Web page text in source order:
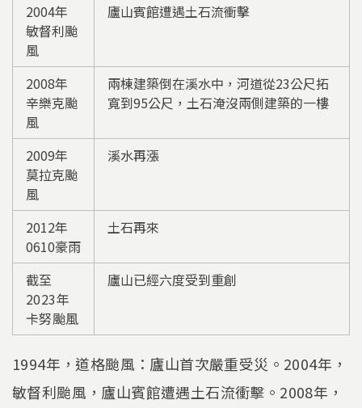
2004年
敏督利颱
風
廬山賓館遭遇土石流衝擊
2008年
辛樂克颱
風
兩棟建築倒在溪水中，河道從23公尺拓
寬到95公尺，土石淹沒兩側建築的一樓
2009年
莫拉克颱
風
溪水再漲
2012年
0610豪雨
土石再來
截至
2023年
卡努颱風
廬山已經六度受到重創
1994年，道格颱風：廬山首次嚴重受災。2004年，
敏督利颱風，廬山賓館遭遇土石流衝擊。2008年，